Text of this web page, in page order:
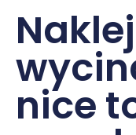
nice